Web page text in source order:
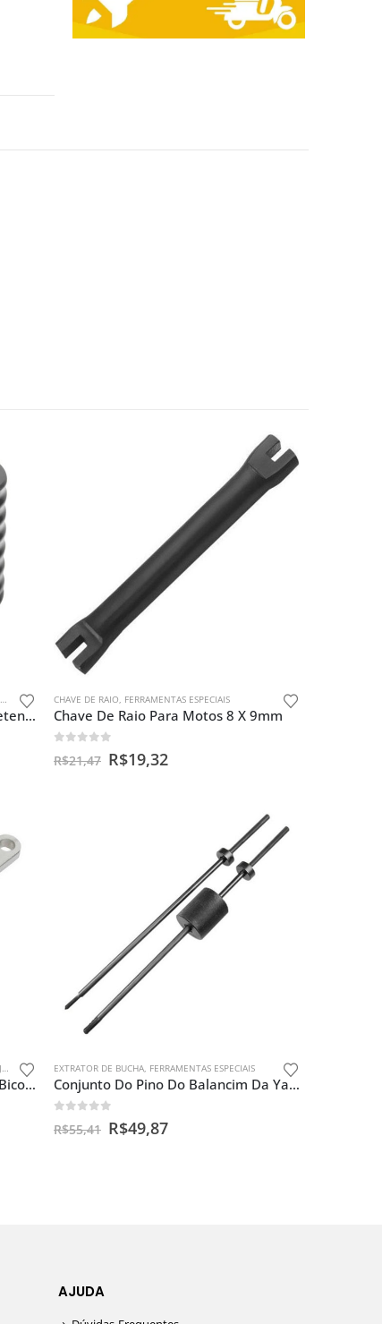
Ferramenta P/ instalar E Guiar Retentor De Bengala Nx Falcon
CHAVE DE RAIO, FERRAMENTAS ESPECIAIS
Chave De Raio Para Motos 8 X 9mm
R$21,47 R$19,32
Dispositivo Para Soltar Trava Do Bico De Injeção Para Moto
EXTRATOR DE BUCHA, FERRAMENTAS ESPECIAIS
Conjunto Do Pino Do Balancim Da Yamaha 4 Tempos
R$55,41 R$49,87
AJUDA